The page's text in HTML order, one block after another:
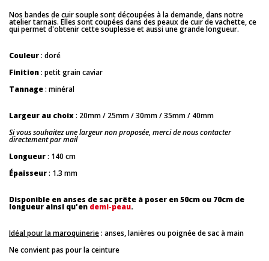
Nos bandes de cuir souple sont découpées à la demande, dans notre
atelier tarnais. Elles sont coupées dans des peaux de cuir de vachette, ce
qui permet d'obtenir cette souplesse et aussi une grande longueur.
Couleur: doré
Finition: petit grain caviar
Tannage: minéral
Largeur au choix: 20mm / 25mm / 30mm / 35mm / 40mm
Si vous souhaitez une largeur non proposée, merci de nous contacter
directement par mail
Longueur: 140 cm
Épaisseur: 1.3 mm
Disponible en anses de sac prête à poser en 50cm ou 70cm de
longueur ainsi qu'en demi-peau.
Idéal pour la maroquinerie: anses, lanières ou poignée de sac à main
Ne convient pas pour la ceinture